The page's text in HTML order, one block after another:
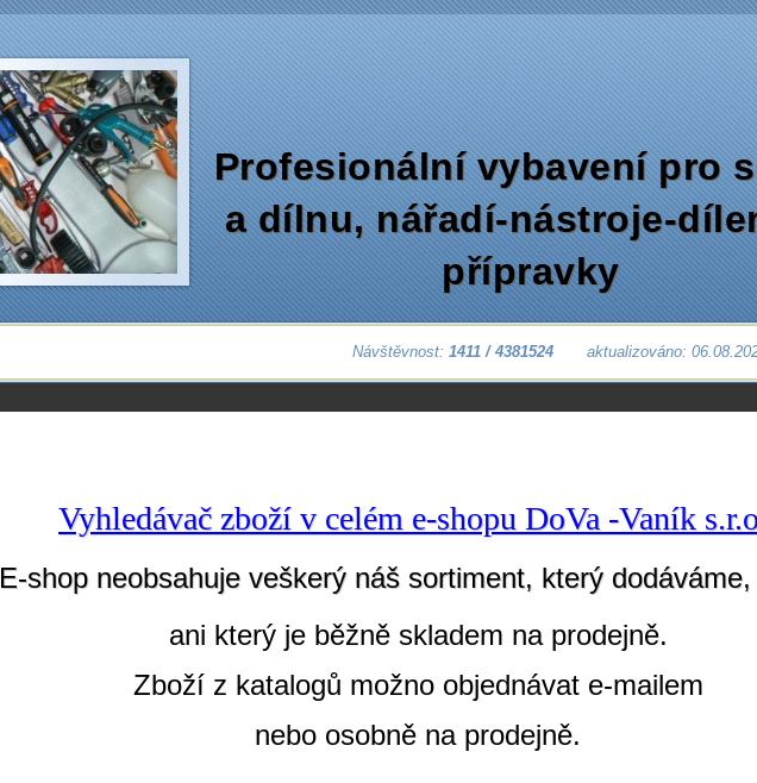
Profesionální vybavení pro
a dílnu‚ nářadí-nástroje-
přípravky
Návštěvnost: 1411 / 4381524 aktualizováno:
Vyhledávač zboží v celém e-shopu DoVa -Vaník
E-shop neobsahuje veškerý náš sortiment, který dodáváme,
ani který je běžně skladem na prodejně.
Zboží z katalogů možno objednávat e-mailem
nebo osobně na prodejně.